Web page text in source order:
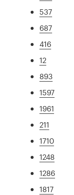
537
687
416
12
893
1597
1961
211
1710
1248
1286
1817